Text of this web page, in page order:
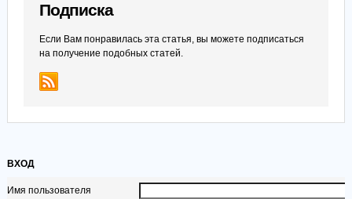
Подписка
Если Вам понравилась эта статья, вы можете подписаться
на получение подобных статей.
ВХОД
Имя пользователя